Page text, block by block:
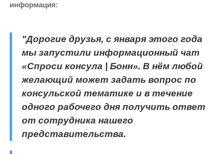
информация:
"Дорогие друзья, с января этого года
мы запустили информационный чат
«Спроси консула | Бонн». В нём любой
желающий может задать вопрос по
консульской тематике и в течение
одного рабочего дня получить ответ
от сотрудника нашего
представительства.